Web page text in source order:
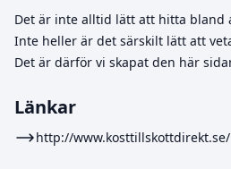
Det är inte alltid lätt att hitta bland
Inte heller är det särskilt lätt att
Det är därför vi skapat den här
Länkar
http://www.kosttillskottdirekt.se/